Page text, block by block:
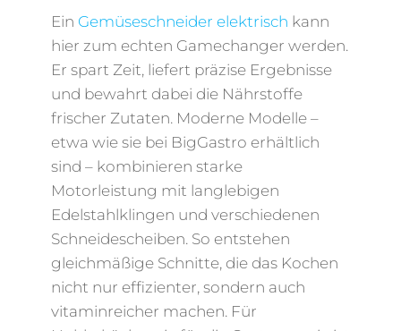
Ein Gemüseschneider elektrisch kann
hier zum echten Gamechanger werden.
Er spart Zeit, liefert präzise Ergebnisse
und bewahrt dabei die Nährstoffe
frischer Zutaten. Moderne Modelle –
etwa wie sie bei BigGastro erhältlich
sind – kombinieren starke
Motorleistung mit langlebigen
Edelstahlklingen und verschiedenen
Schneidescheiben. So entstehen
gleichmäßige Schnitte, die das Kochen
nicht nur effizienter, sondern auch
vitaminreicher machen. Für